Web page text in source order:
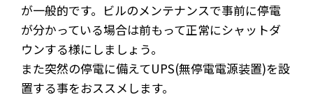
が一般的です。ビルのメンテナンスで事前に停電
が分かっている場合は前もって正常にシャットダ
ウンする様にしましょう。
また突然の停電に備えてUPS(無停電電源装置)を設
置する事をおススメします。